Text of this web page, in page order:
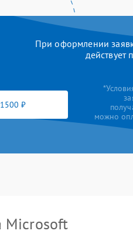
При оформлении
действует
₽
можно
Microsoft